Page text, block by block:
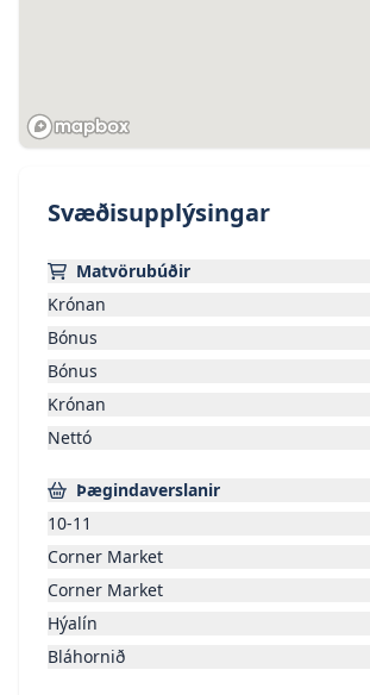
Svæðisupplýsingar
Matvörubúðir
Krónan
Bónus
Bónus
Krónan
Nettó
Þægindaverslanir
10-11
Corner Market
Corner Market
Hýalín
Bláhornið